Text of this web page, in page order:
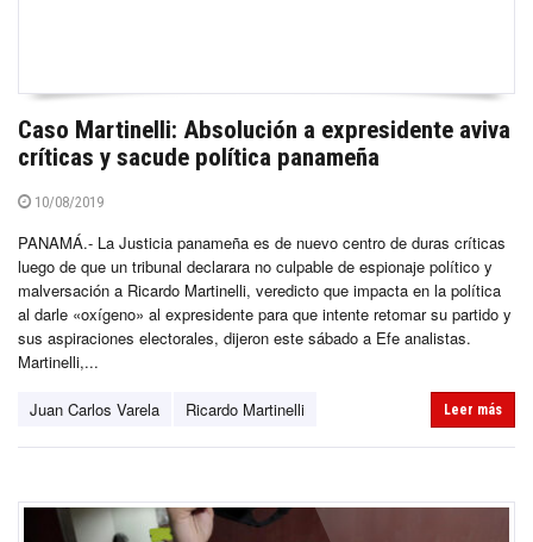
Caso Martinelli: Absolución a expresidente aviva
críticas y sacude política panameña
10/08/2019
PANAMÁ.- La Justicia panameña es de nuevo centro de duras críticas
luego de que un tribunal declarara no culpable de espionaje político y
malversación a Ricardo Martinelli, veredicto que impacta en la política
al darle «oxígeno» al expresidente para que intente retomar su partido y
sus aspiraciones electorales, dijeron este sábado a Efe analistas.
Martinelli,...
Juan Carlos Varela Ricardo Martinelli Leer más